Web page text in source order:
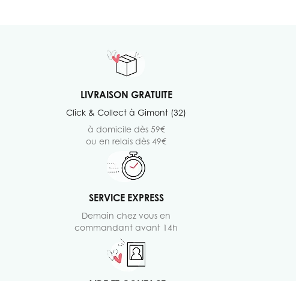
LIVRAISON GRATUITE
Click & Collect à Gimont (32)
à domicile dès 59€
ou en relais dès 49€
SERVICE EXPRESS
Demain chez vous en
commandant avant 14h